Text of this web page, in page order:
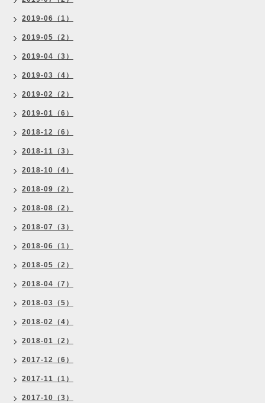
2019-06（1）
2019-05（2）
2019-04（3）
2019-03（4）
2019-02（2）
2019-01（6）
2018-12（6）
2018-11（3）
2018-10（4）
2018-09（2）
2018-08（2）
2018-07（3）
2018-06（1）
2018-05（2）
2018-04（7）
2018-03（5）
2018-02（4）
2018-01（2）
2017-12（6）
2017-11（1）
2017-10（3）